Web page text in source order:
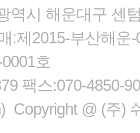
역시 해운대구 센
:제2015-부산해
호
팩스:070-4850-
Copyright @ (주)